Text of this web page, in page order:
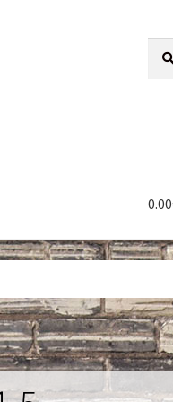
pour
Luminaires
0.00